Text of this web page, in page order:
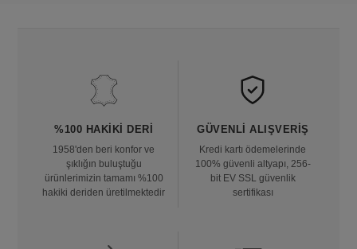
%100 HAKIKI DERI
1958'den beri konfor ve
şıklığın buluştuğu
ürünlerimizin tamamı %100
hakiki deriden üretilmektedir
GÜVENLI ALIŞVERIŞ
Kredi kartı ödemelerinde
100% güvenli altyapı, 256-
bit EV SSL güvenlik
sertifikası